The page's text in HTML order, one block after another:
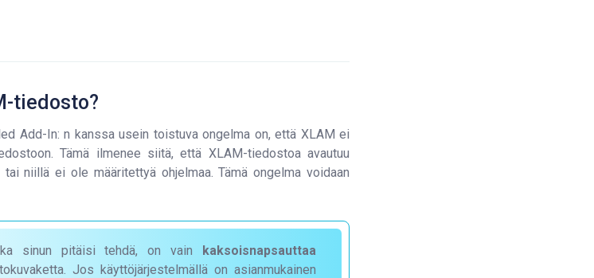
tiedosto?
Add-In: n kanssa usein toistuva ongelma on, että XLAM ei
Tämä ilmenee siitä, että XLAM-tiedostoa avautuu
niillä ei ole määritettyä ohjelmaa. Tämä ongelma voidaan
sinun pitäisi tehdä, on vain kaksoisnapsauttaa
Jos käyttöjärjestelmällä on asianmukainen